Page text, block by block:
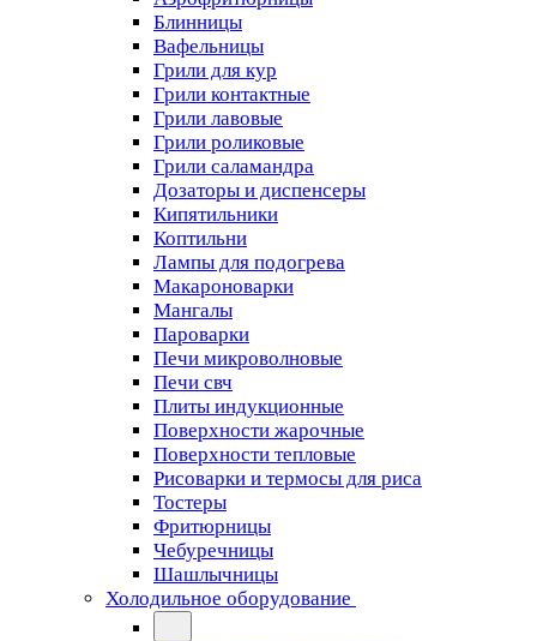
Блинницы
Вафельницы
Грили для кур
Грили контактные
Грили лавовые
Грили роликовые
Грили саламандра
Дозаторы и диспенсеры
Кипятильники
Коптильни
Лампы для подогрева
Макароноварки
Мангалы
Пароварки
Печи микроволновые
Печи свч
Плиты индукционные
Поверхности жарочные
Поверхности тепловые
Рисоварки и термосы для риса
Тостеры
Фритюрницы
Чебуречницы
Шашлычницы
Холодильное оборудование